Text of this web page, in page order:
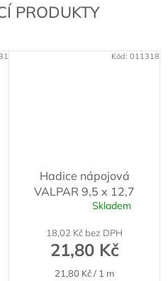
PRODUKTY
Hadice nápojová
VALPAR 9,5 x 12,7
produktu
Skladem
18,02 Kč bez DPH
21,80 Kč
Měrná
21,80 Kč / 1 m
Kód: 011318